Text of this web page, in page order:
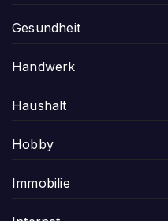
Gesundheit
Handwerk
Haushalt
Hobby
Immobilie